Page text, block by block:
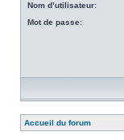
Nom d’utilisateur:
Mot de passe:
Accueil du forum